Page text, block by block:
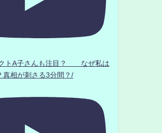
トA子さんも注目？ なぜ私は
真相が刺さる3分間？/